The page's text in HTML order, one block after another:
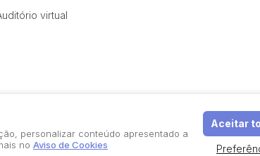
virtual
Aviso de Cookies Termos de Uso
personalizar conteúdo apresentado a
no Aviso de Cookies
Aceitar